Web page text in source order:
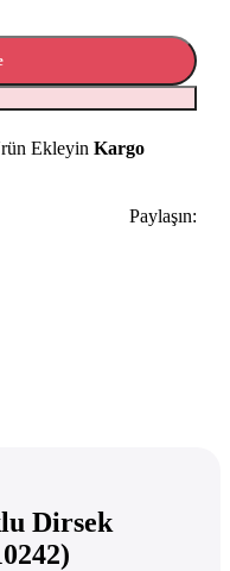
Ekleyin Kargo
Paylaşın:
Dirsek